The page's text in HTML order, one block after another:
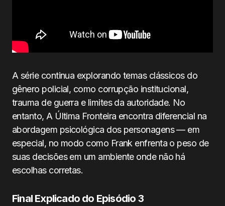
A série continua explorando temas clássicos do
gênero policial, como corrupção institucional,
trauma de guerra e limites da autoridade. No
entanto, A Última Fronteira encontra diferencial na
abordagem psicológica dos personagens — em
especial, no modo como Frank enfrenta o peso de
suas decisões em um ambiente onde não há
escolhas corretas.
Final Explicado do Episódio 3